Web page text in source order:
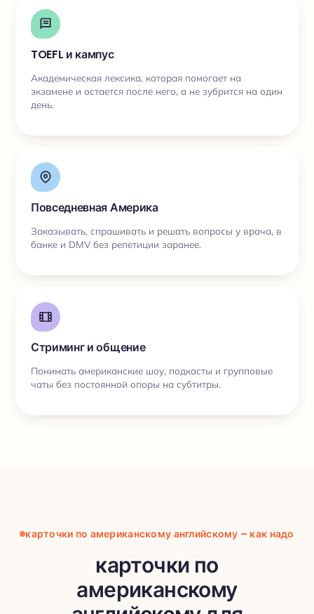
TOEFL и кампус
Академическая лексика, которая помогает на
экзамене и остается после него, а не зубрится на один
день.
Повседневная Америка
Заказывать, спрашивать и решать вопросы у врача, в
банке и DMV без репетиции заранее.
Стриминг и общение
Понимать американские шоу, подкасты и групповые
чаты без постоянной опоры на субтитры.
карточки по американскому английскому – как надо
карточки по
американскому